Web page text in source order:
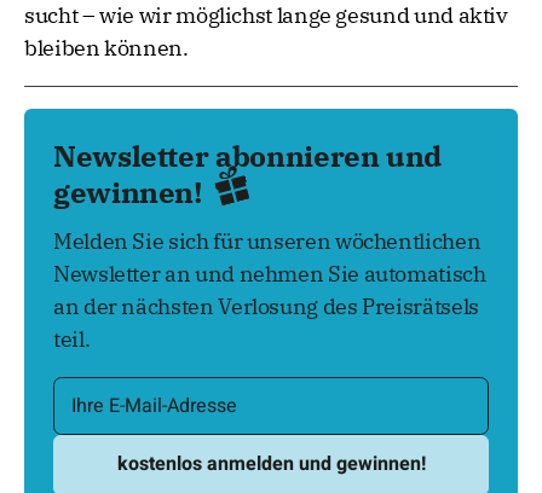
sucht – wie wir möglichst lange gesund und aktiv
bleiben können.
Newsletter abonnieren und
gewinnen!
Melden Sie sich für unseren wöchentlichen
Newsletter an und nehmen Sie automatisch
an der nächsten Verlosung des Preisrätsels
teil.